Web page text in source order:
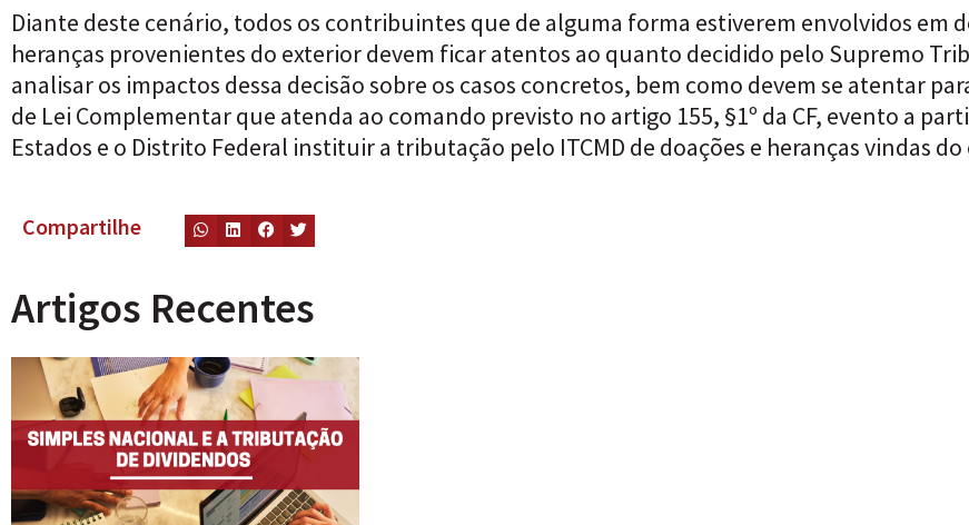
Diante deste cenário, todos os contribuintes que de alguma forma estiverem envolvidos em
heranças provenientes do exterior devem ficar atentos ao quanto decidido pelo Supremo
analisar os impactos dessa decisão sobre os casos concretos, bem como devem se atentar
de Lei Complementar que atenda ao comando previsto no artigo 155, §1º da CF, evento a
Estados e o Distrito Federal instituir a tributação pelo ITCMD de doações e heranças vindas
Compartilhe
Artigos Recentes